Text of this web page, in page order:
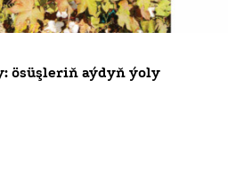
ösüşleriň aýdyň ýoly